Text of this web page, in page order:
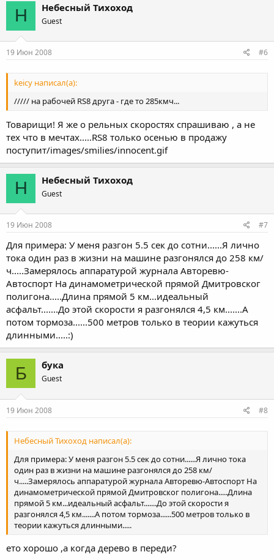
Н Небесный Тихоход
Guest
19 Июн 2008 #6
keicy написал(а):
///// на рабочей RS8 друга - где то 285кмч...
Товарищи! Я же о рельных скоростях спрашиваю , а не
тех что в мечтах.....RS8 только осенью в продажу
поступит/images/smilies/innocent.gif
Н Небесный Тихоход
Guest
19 Июн 2008 #7
Для примера: У меня разгон 5.5 сек до сотни......Я лично
тока один раз в жизни на машине разгонялся до 258 км/
ч.....Замерялось аппаратурой журнала Авторевю-
Автоспорт На динамометрической прямой Дмитровског
полигона.....Длина прямой 5 км...идеальный
асфальт.......До этой скорости я разгонялся 4,5 км.......А
потом тормоза......500 метров только в теории кажуться
длинными.....:)
Б бука
Guest
19 Июн 2008 #8
Небесный Тихоход написал(а):
Для примера: У меня разгон 5.5 сек до сотни......Я лично тока
один раз в жизни на машине разгонялся до 258 км/
ч.....Замерялось аппаратурой журнала Авторевю-Автоспорт На
динамометрической прямой Дмитровског полигона.....Длина
прямой 5 км...идеальный асфальт.......До этой скорости я
разгонялся 4,5 км.......А потом тормоза......500 метров только в
теории кажуться длинными.....
ето хорошо ,а когда дерево в переди?